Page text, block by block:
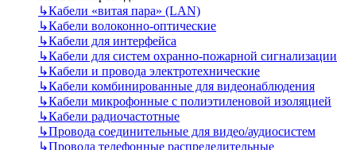
↳Кабели «витая пара» (LAN)
↳Кабели волоконно-оптические
↳Кабели для интерфейса
↳Кабели для систем охранно-пожарной сигнализации
↳Кабели и провода электротехнические
↳Кабели комбинированные для видеонаблюдения
↳Кабели микрофонные с полиэтиленовой изоляцией
↳Кабели радиочастотные
↳Провода соединительные для видео/аудиосистем
↳Провода телефонные распределительные